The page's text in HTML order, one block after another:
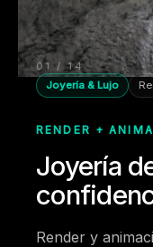
01 / 14
Joyería & Lujo
RENDER +
Joyería
Render y